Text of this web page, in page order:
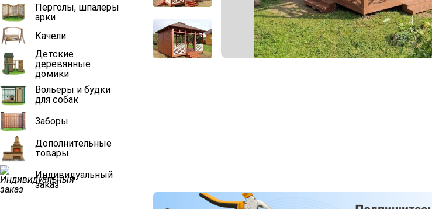
Перголы, шпалеры
арки
Качели
Детские
деревянные
домики
Вольеры и будки
для собак
Заборы
Дополнительные
товары
Индивидуальный
заказ